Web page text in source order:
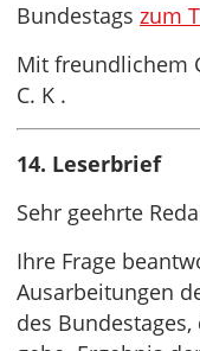
Bundestags zum
Mit freundlichem
C. K .
14. Leserbrief
Sehr geehrte
Ihre Frage
Ausarbeitungen
des